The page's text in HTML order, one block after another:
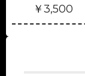
￥3,500